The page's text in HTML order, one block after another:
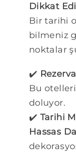
Dikkat
Bir tarihi
bilmeniz
noktalar
✔️
Bu
doluyor.
✔️ Tarihi
Hassas